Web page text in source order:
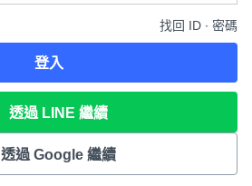
找回 ID ∙ 密碼
登入
透過 LINE 繼續
透過 Google 繼續